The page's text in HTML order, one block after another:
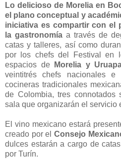
Lo delicioso de Morelia en
el plano conceptual y
iniciativa es compartir con el
la gastronomía a través de
catas y talleres, así como
por los chefs del Festival en
espacios de
Morelia y
veintitrés chefs nacionales e
cocineras tradicionales
de Colombia, tres connotados
sala que organizarán el servicio
El vino mexicano estará
creado por el Consejo
dulces estarán a cargo de
por Turín.